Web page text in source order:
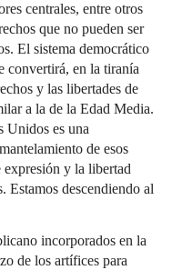
centrales, entre otros
que no pueden ser
El sistema democrático
convertirá, en la tiranía
y las libertades de
a la de la Edad Media.
Unidos es una
de esos
y la libertad
Estamos descendiendo al
incorporados en la
de los artífices para